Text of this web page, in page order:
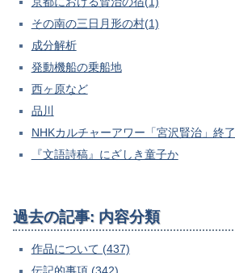
その南の三日月形の村(1)
成分解析
発動機船の乗船地
西ヶ原など
品川
NHKカルチャーアワー「宮沢賢治」終了
『文語詩稿』にざしき童子か
過去の記事: 内容分類
作品について (437)